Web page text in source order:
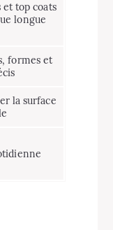
et top coats
longue
formes et
la surface